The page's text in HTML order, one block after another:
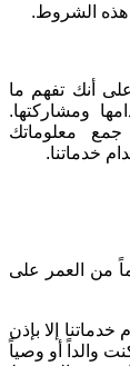
هذه الشروط.
أنك تفهم ما
ومشاركتها.
جمع معلوماتك
خدماتنا.
استخدام خدماتنا ما لم تكن تبلغ 21 عاماً من العمر على
خدماتنا إلا بإذن
والداً أو وصياً